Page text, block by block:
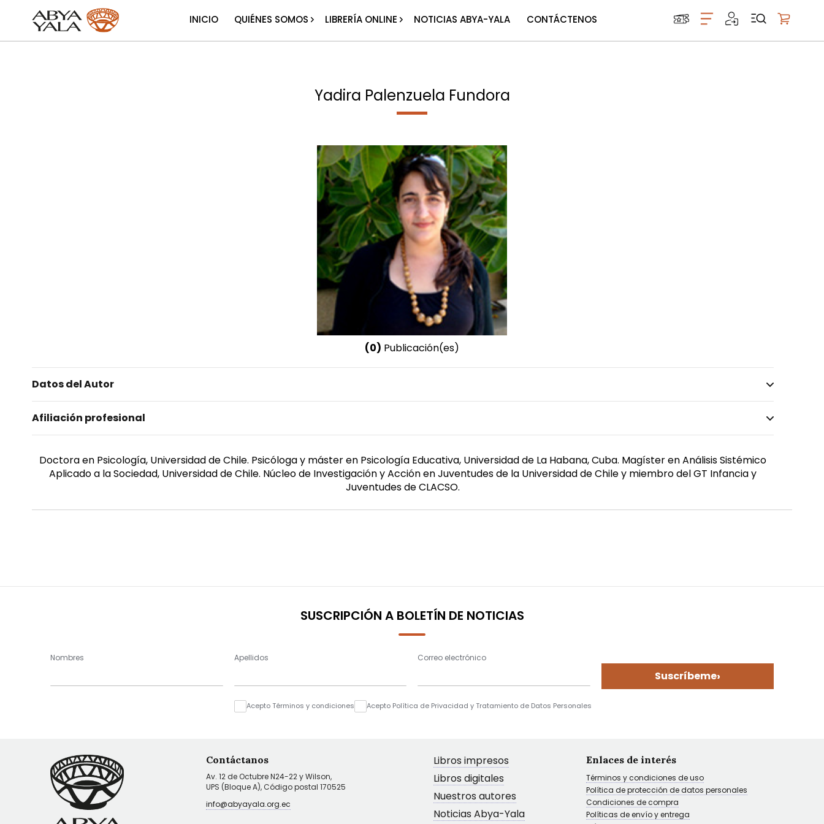
INICIO QUIÉNES SOMOS LIBRERÍA ONLINE NOTICIAS ABYA-YALA CONTÁCTENOS
Yadira Palenzuela Fundora
(0) Publicación(es)
Datos del Autor
Afiliación profesional
Doctora en Psicología, Universidad de Chile. Psicóloga y máster en Psicología Educativa, Universidad de La Habana, Cuba. Magíster en Análisis Sistémico
Aplicado a la Sociedad, Universidad de Chile. Núcleo de Investigación y Acción en Juventudes de la Universidad de Chile y miembro del GT Infancia y
Juventudes de CLACSO.
SUSCRIPCIÓN A BOLETÍN DE NOTICIAS
Nombres Apellidos Correo electrónico
Suscríbeme›
Acepto Términos y condiciones Acepto Política de Privacidad y Tratamiento de Datos Personales
Contáctanos
Av. 12 de Octubre N24-22 y Wilson,
UPS (Bloque A), Código postal 170525
info@abyayala.org.ec
Libros impresos
Libros digitales
Nuestros autores
Noticias Abya-Yala
Enlaces de interés
Términos y condiciones de uso
Política de protección de datos personales
Condiciones de compra
Políticas de envío y entrega